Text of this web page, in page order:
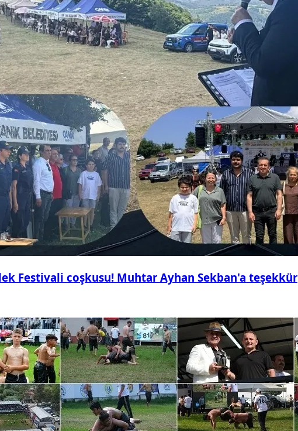
Festivali coşkusu! Muhtar Ayhan Sekban'a teşekkür